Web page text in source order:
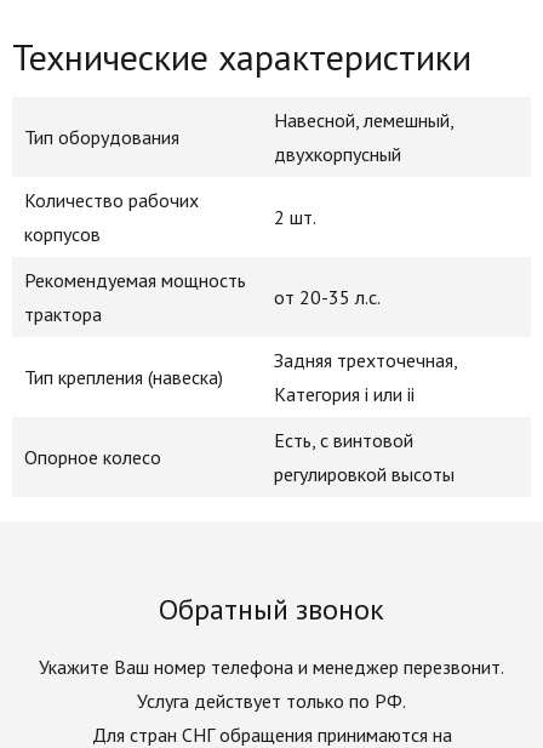
Технические характеристики
Тип оборудования
Навесной, лемешный,
двухкорпусный
Количество рабочих
корпусов
2 шт.
Рекомендуемая мощность
трактора
от 20-35 л.с.
Тип крепления (навеска)
Задняя трехточечная,
Категория i или ii
Опорное колесо
Есть, с винтовой
регулировкой высоты
Обратный звонок
Укажите Ваш номер телефона и менеджер перезвонит.
Услуга действует только по РФ.
Для стран СНГ обращения принимаются на